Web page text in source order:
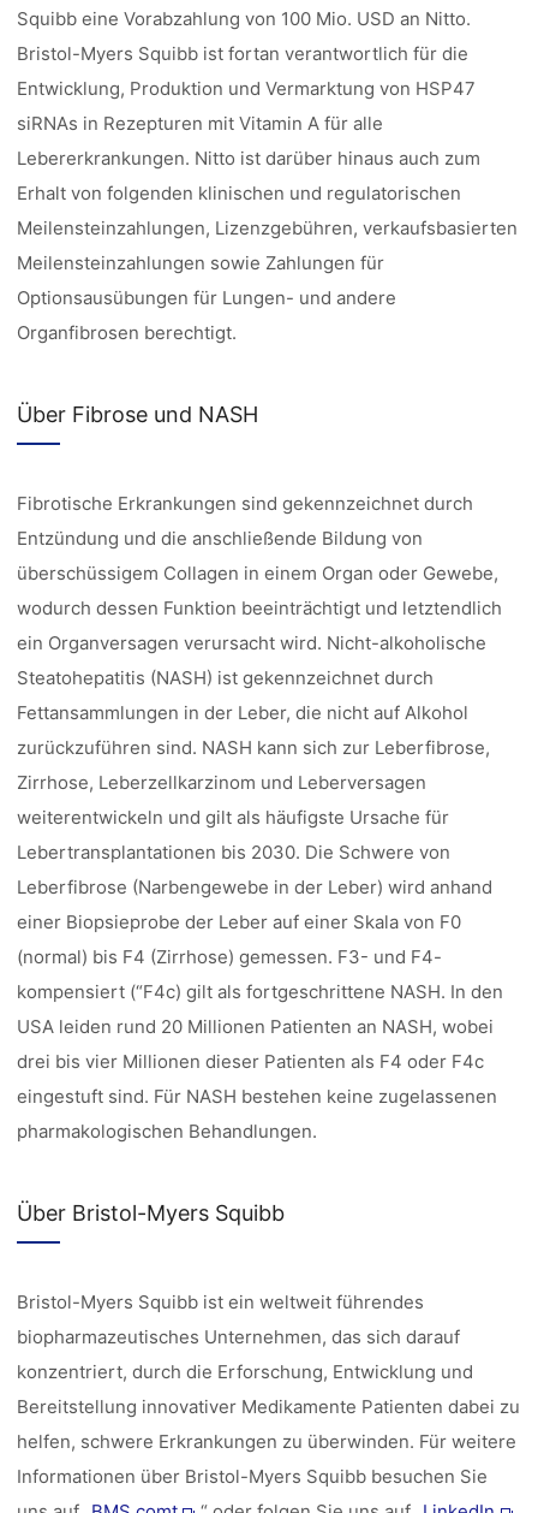
Squibb eine Vorabzahlung von 100 Mio. USD an Nitto.
Bristol-Myers Squibb ist fortan verantwortlich für die
Entwicklung, Produktion und Vermarktung von HSP47
siRNAs in Rezepturen mit Vitamin A für alle
Lebererkrankungen. Nitto ist darüber hinaus auch zum
Erhalt von folgenden klinischen und regulatorischen
Meilensteinzahlungen, Lizenzgebühren, verkaufsbasierten
Meilensteinzahlungen sowie Zahlungen für
Optionsausübungen für Lungen- und andere
Organfibrosen berechtigt.
Über Fibrose und NASH
Fibrotische Erkrankungen sind gekennzeichnet durch
Entzündung und die anschließende Bildung von
überschüssigem Collagen in einem Organ oder Gewebe,
wodurch dessen Funktion beeinträchtigt und letztendlich
ein Organversagen verursacht wird. Nicht-alkoholische
Steatohepatitis (NASH) ist gekennzeichnet durch
Fettansammlungen in der Leber, die nicht auf Alkohol
zurückzuführen sind. NASH kann sich zur Leberfibrose,
Zirrhose, Leberzellkarzinom und Leberversagen
weiterentwickeln und gilt als häufigste Ursache für
Lebertransplantationen bis 2030. Die Schwere von
Leberfibrose (Narbengewebe in der Leber) wird anhand
einer Biopsieprobe der Leber auf einer Skala von F0
(normal) bis F4 (Zirrhose) gemessen. F3- und F4-
kompensiert (“F4c) gilt als fortgeschrittene NASH. In den
USA leiden rund 20 Millionen Patienten an NASH, wobei
drei bis vier Millionen dieser Patienten als F4 oder F4c
eingestuft sind. Für NASH bestehen keine zugelassenen
pharmakologischen Behandlungen.
Über Bristol-Myers Squibb
Bristol-Myers Squibb ist ein weltweit führendes
biopharmazeutisches Unternehmen, das sich darauf
konzentriert, durch die Erforschung, Entwicklung und
Bereitstellung innovativer Medikamente Patienten dabei zu
helfen, schwere Erkrankungen zu überwinden. Für weitere
Informationen über Bristol-Myers Squibb besuchen Sie